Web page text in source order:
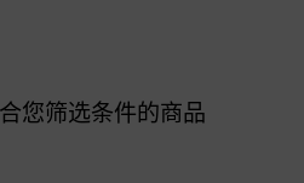
您筛选条件的商品